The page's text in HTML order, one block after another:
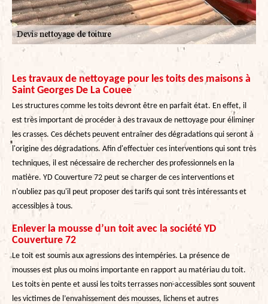
Les travaux de nettoyage pour les toits des maisons à
Saint Georges De La Couee
Les structures comme les toits devront être en parfait état. En effet, il
est très important de procéder à des travaux de nettoyage pour éliminer
les crasses. Ces déchets peuvent entraîner des dégradations qui seront à
l'origine des dégradations. Afin d'effectuer ces interventions qui sont très
techniques, il est nécessaire de rechercher des professionnels en la
matière. YD Couverture 72 peut se charger de ces interventions et
n'oubliez pas qu'il peut proposer des tarifs qui sont très intéressants et
accessibles à tous.
Enlever la mousse d’un toit avec la société YD
Couverture 72
Le toit est soumis aux agressions des intempéries. La présence de
mousses est plus ou moins importante en rapport au matériau du toit.
Les toits en pente et aussi les toits terrasses non-accessibles sont souvent
les victimes de l’envahissement des mousses, lichens et autres